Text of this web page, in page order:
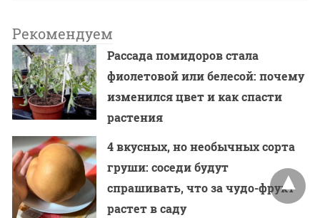
Рекомендуем
Рассада помидоров стала
фиолетовой или белесой: почему
изменился цвет и как спасти
растения
4 вкусных, но необычных сорта
груши: соседи будут
спрашивать, что за чудо-фрукт
растет в саду